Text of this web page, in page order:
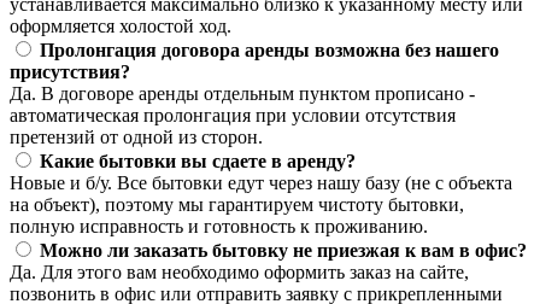
устанавливается максимально близко к указанному месту или
оформляется холостой ход.
Пролонгация договора аренды возможна без нашего
присутствия?
Да. В договоре аренды отдельным пунктом прописано -
автоматическая пролонгация при условии отсутствия
претензий от одной из сторон.
Какие бытовки вы сдаете в аренду?
Новые и б/у. Все бытовки едут через нашу базу (не с объекта
на объект), поэтому мы гарантируем чистоту бытовки,
полную исправность и готовность к проживанию.
Можно ли заказать бытовку не приезжая к вам в офис?
Да. Для этого вам необходимо оформить заказ на сайте,
позвонить в офис или отправить заявку с прикрепленными